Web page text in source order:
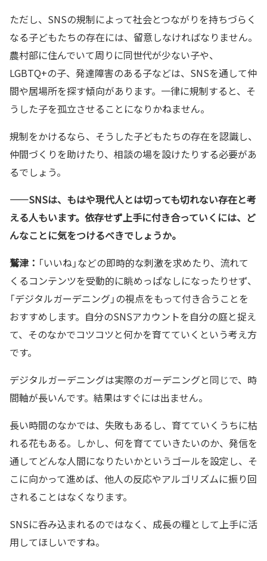
ただし、SNSの規制によって社会とつながりを持ちづらく
なる子どもたちの存在には、留意しなければなりません。
農村部に住んでいて周りに同世代が少ない子や、
LGBTQ+の子、発達障害のある子などは、SNSを通して仲
間や居場所を探す傾向があります。一律に規制すると、そ
うした子を孤立させることになりかねません。
規制をかけるなら、そうした子どもたちの存在を認識し、
仲間づくりを助けたり、相談の場を設けたりする必要があ
るでしょう。
——SNSは、もはや現代人とは切っても切れない存在と考
える人もいます。依存せず上手に付き合っていくには、ど
んなことに気をつけるべきでしょうか。
鷲津： 「いいね」などの即時的な刺激を求めたり、流れて
くるコンテンツを受動的に眺めっぱなしになったりせず、
「デジタルガーデニング」の視点をもって付き合うことを
おすすめします。自分のSNSアカウントを自分の庭と捉え
て、そのなかでコツコツと何かを育てていくという考え方
です。
デジタルガーデニングは実際のガーデニングと同じで、時
間軸が長いんです。結果はすぐには出ません。
長い時間のなかでは、失敗もあるし、育てていくうちに枯
れる花もある。しかし、何を育てていきたいのか、発信を
通してどんな人間になりたいかというゴールを設定し、そ
こに向かって進めば、他人の反応やアルゴリズムに振り回
されることはなくなります。
SNSに呑み込まれるのではなく、成長の糧として上手に活
用してほしいですね。